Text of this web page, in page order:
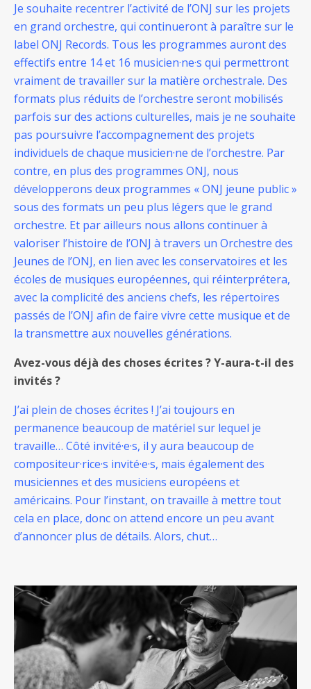
Je souhaite recentrer l’activité de l’ONJ sur les projets
en grand orchestre, qui continueront à paraître sur le
label ONJ Records. Tous les programmes auront des
effectifs entre 14 et 16 musicien·ne·s qui permettront
vraiment de travailler sur la matière orchestrale. Des
formats plus réduits de l’orchestre seront mobilisés
parfois sur des actions culturelles, mais je ne souhaite
pas poursuivre l’accompagnement des projets
individuels de chaque musicien·ne de l’orchestre. Par
contre, en plus des programmes ONJ, nous
développerons deux programmes « ONJ jeune public »
sous des formats un peu plus légers que le grand
orchestre. Et par ailleurs nous allons continuer à
valoriser l’histoire de l’ONJ à travers un Orchestre des
Jeunes de l’ONJ, en lien avec les conservatoires et les
écoles de musiques européennes, qui réinterprétera,
avec la complicité des anciens chefs, les répertoires
passés de l’ONJ afin de faire vivre cette musique et de
la transmettre aux nouvelles générations.
Avez-vous déjà des choses écrites ? Y-aura-t-il des
invités ?
J’ai plein de choses écrites ! J’ai toujours en
permanence beaucoup de matériel sur lequel je
travaille… Côté invité·e·s, il y aura beaucoup de
compositeur·rice·s invité·e·s, mais également des
musiciennes et des musiciens européens et
américains. Pour l’instant, on travaille à mettre tout
cela en place, donc on attend encore un peu avant
d’annoncer plus de détails. Alors, chut…